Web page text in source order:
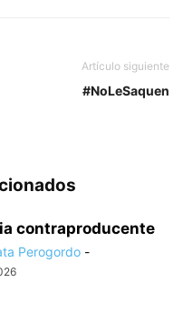
Artículo siguiente
#NoLeSaquen
contraproducente
Perogordo -